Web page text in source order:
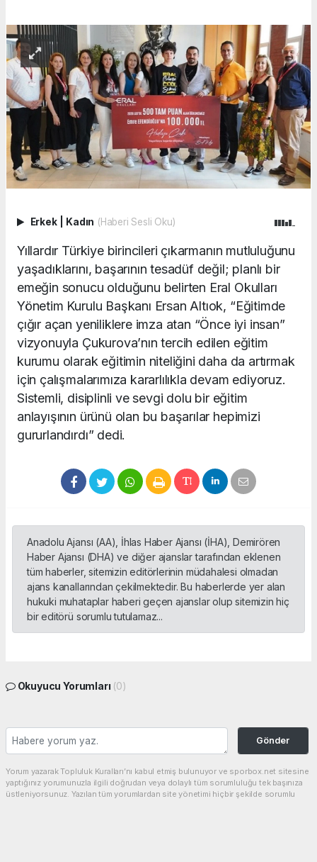
Erkek Kadın (Haberi Sesli Oku)
Yıllardır Türkiye birincileri çıkarmanın mutluluğunu
yaşadıklarını, başarının tesadüf değil; planlı bir
emeğin sonucu olduğunu belirten Eral Okulları
Yönetim Kurulu Başkanı Ersan Altıok, “Eğitimde
çığır açan yeniliklere imza atan “Önce iyi insan”
vizyonuyla Çukurova’nın tercih edilen eğitim
kurumu olarak eğitimin niteliğini daha da artırmak
için çalışmalarımıza kararlılıkla devam ediyoruz.
Sistemli, disiplinli ve sevgi dolu bir eğitim
anlayışının ürünü olan bu başarılar hepimizi
gururlandırdı” dedi.
Anadolu Ajansı (AA), İhlas Haber Ajansı (İHA), Demirören
Haber Ajansı (DHA) ve diğer ajanslar tarafından eklenen
tüm haberler, sitemizin editörlerinin müdahalesi olmadan
ajans kanallarından çekilmektedir. Bu haberlerde yer alan
hukuki muhataplar haberi geçen ajanslar olup sitemizin hiç
bir editörü sorumlu tutulamaz...
Okuyucu Yorumları (0)
Gönder
Yorum yazarak Topluluk Kuralları’nı kabul etmiş bulunuyor ve sporbox.net sitesine
yaptığınız yorumunuzla ilgili doğrudan veya dolaylı tüm sorumluluğu tek başınıza
üstleniyorsunuz. Yazılan tüm yorumlardan site yönetimi hiçbir şekilde sorumlu